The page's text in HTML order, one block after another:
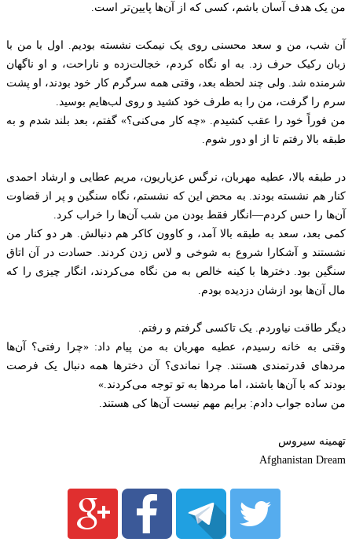
من یک هدف آسان باشم، کسی که از آن‌ها پایین‌تر است.
آن شب، من و سعد محسنی روی یک نیمکت نشسته بودیم. اول با من با
زبان رکیک حرف زد. به او نگاه کردم، خجالت‌زده و ناراحت، و او ناگهان
شرمنده شد. ولی چند لحظه بعد، وقتی همه سرگرم کار خود بودند، او پشت
سرم را گرفت، من را به طرف خود کشید و روی لب‌هایم بوسید.
من فوراً خود را عقب کشیدم. «چه کار می‌کنی؟» گفتم، بعد بلند شدم و به
طبقه بالا رفتم تا از او دور شوم.
در طبقه بالا، عطیه مهربان، نرگس عزیاریون، مریم عطایی و ارشاد احمدی
کنار هم نشسته بودند. به محض این که نشستم، نگاه سنگین و پر از قضاوت
آن‌ها را حس کردم—انگار فقط بودن من شب آن‌ها را خراب کرد.
کمی بعد، سعد به طبقه بالا آمد، و کاوون کاکر هم دنبالش. هر دو کنار من
نشستند و آشکارا شروع به شوخی و لاس زدن کردند. حسادت در آن اتاق
سنگین بود. دخترها با کینه خالص به من نگاه می‌کردند، انگار چیزی را که
مال آن‌ها بود ازشان دزدیده بودم.
دیگر طاقت نیاوردم. یک تاکسی گرفتم و رفتم.
وقتی به خانه رسیدم، عطیه مهربان به من پیام داد: «چرا رفتی؟ آن‌ها
مردهای قدرتمندی هستند. چرا نماندی؟ آن دخترها همه دنبال یک فرصت
بودند که با آن‌ها باشند، اما مردها به تو توجه می‌کردند.»
من ساده جواب دادم: برایم مهم نیست آن‌ها کی هستند.
تهمينه سيروس
Afghanistan Dream